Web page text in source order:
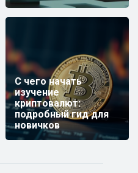
С чего начать
изучение
криптовалют:
подробный гид для
новичков